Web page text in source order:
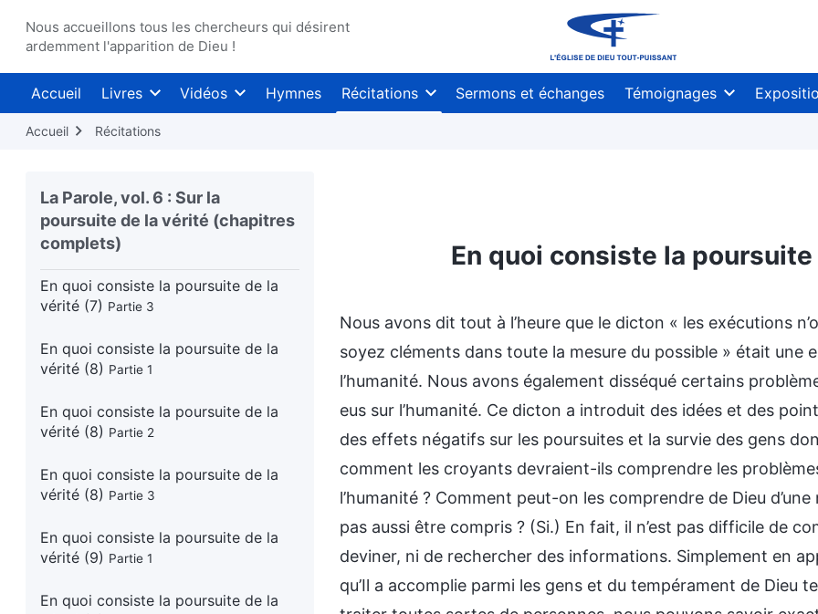
Nous accueillons tous les chercheurs qui désirent
ardemment l'apparition de Dieu !
Accueil Livres Vidéos Hymnes Récitations Sermons et échanges Témoignages
Accueil Récitations
La Parole, vol. 6 : Sur la
poursuite de la vérité (chapitres
complets)
En quoi consiste la poursuite de la
vérité (6) Partie 2
En quoi consiste la poursuite de la
vérité (6)Partie 3
En quoi consiste la poursuite de la
vérité (7)Partie 2
En quoi consiste la poursuite de la
vérité (7) Partie 3
En quoi consiste la poursuite de la
vérité (8) Partie 1
En quoi consiste la poursuite de la
vérité (8) Partie 2
En quoi consiste la poursuite de la
vérité (8) Partie 3
En quoi consiste la poursuite de la
vérité (9) Partie 1
En quoi consiste la poursuite de la
En quoi consiste la
Nous avons dit tout à l’heure que le dicton « les exécutions
soyez cléments dans toute la mesure du possible » était une
l’humanité. Nous avons également disséqué certains
eus sur l’humanité. Ce dicton a introduit des idées et des
des effets négatifs sur les poursuites et la survie des gens
comment les croyants devraient-ils comprendre les
l’humanité ? Comment peut-on les comprendre de Dieu
pas aussi être compris ? (Si.) En fait, il n’est pas difficile de
deviner, ni de rechercher des informations. Simplement en
qu’Il a accomplie parmi les gens et du tempérament de Dieu